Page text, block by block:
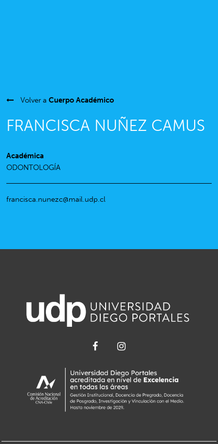
Volver aCuerpo Académico
FRANCISCA NUÑEZ CAMUS
Académica
ODONTOLOGÍA
francisca.nunezc@mail.udp.cl